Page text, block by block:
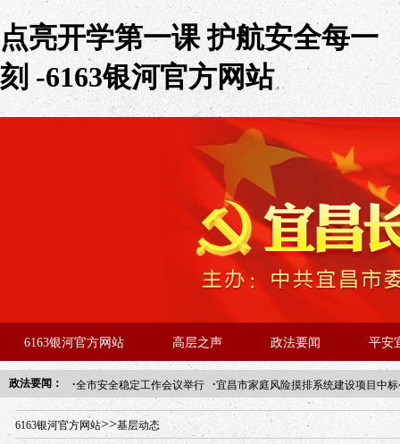
点亮开学第一课 护航安全每一
刻 -6163银河官方网站
6163银河官方网站 高层之声 政法要闻 平安
政法要闻： ·全市安全稳定工作会议举行 ·宜昌市家庭风险摸排系统建设项目中
年“招才兴业”事业单位人才引进·北京站人民大学入校工作提醒
6163银河官方网站>>基层动态